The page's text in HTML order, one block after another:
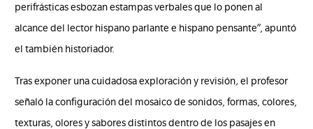
perifrásticas esbozan estampas verbales que lo ponen al
alcance del lector hispano parlante e hispano pensante”, apuntó
el también historiador.
Tras exponer una cuidadosa exploración y revisión,el profesor
señaló la configuración del mosaico de sonidos, formas, colores,
texturas, olores y sabores distintos dentro de los pasajes en